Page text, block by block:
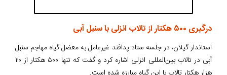
درگیری ۵۰۰ هکتار از تالاب انزلی با سنبل آبی
استاندار گیلان، در جلسه ستاد پدافند غیرعامل به معضل گیاه مهاجم سنبل
آبی در تالاب بین‌المللی انزلی اشاره کرد و گفت که تنها ۵۰۰ هکتار از ۲۰
هزار هکتار تالاب با این گیاه مبارزه شده است.